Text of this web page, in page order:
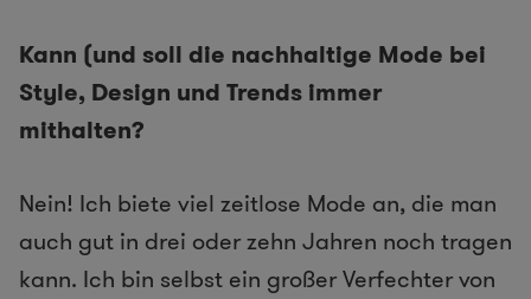
Kann (und soll die nachhaltige Mode bei
Style, Design und Trends immer
mithalten?
Nein! Ich biete viel zeitlose Mode an, die man
auch gut in drei oder zehn Jahren noch tragen
kann. Ich bin selbst ein großer Verfechter von